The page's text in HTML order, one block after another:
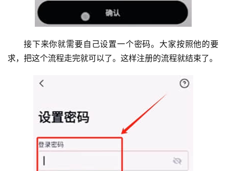
接下来你就需要自己设置一个密码。大家按照他的要
求，把这个流程走完就可以了。这样注册的流程就结束了。